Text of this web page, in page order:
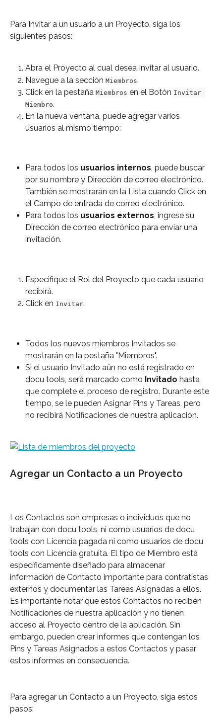
Para Invitar a un usuario a un Proyecto, siga los
siguientes pasos:
Abra el Proyecto al cual desea Invitar al usuario.
Navegue a la sección Miembros.
Click en la pestaña Miembros en el Botón Invitar
Miembro.
En la nueva ventana, puede agregar varios
usuarios al mismo tiempo:
Para todos los usuarios internos, puede buscar
por su nombre y Dirección de correo electrónico.
También se mostrarán en la Lista cuando Click en
el Campo de entrada de correo electrónico.
Para todos los usuarios externos, ingrese su
Dirección de correo electrónico para enviar una
invitación.
Especifique el Rol del Proyecto que cada usuario
recibirá.
Click en Invitar.
Todos los nuevos miembros Invitados se
mostrarán en la pestaña "Miembros".
Si el usuario Invitado aún no está registrado en
docu tools, será marcado como Invitado hasta
que complete el proceso de registro. Durante este
tiempo, se le pueden Asignar Pins y Tareas, pero
no recibirá Notificaciones de nuestra aplicación.
Agregar un Contacto a un Proyecto
Los Contactos son empresas o individuos que no
trabajan con docu tools, ni como usuarios de docu
tools con Licencia pagada ni como usuarios de docu
tools con Licencia gratuita. El tipo de Miembro está
específicamente diseñado para almacenar
información de Contacto importante para contratistas
externos y documentar las Tareas Asignadas a ellos.
Es importante notar que estos Contactos no reciben
Notificaciones de nuestra aplicación y no tienen
acceso al Proyecto dentro de la aplicación. Sin
embargo, pueden crear informes que contengan los
Pins y Tareas Asignados a estos Contactos y pasar
estos informes en consecuencia.
Para agregar un Contacto a un Proyecto, siga estos
pasos: